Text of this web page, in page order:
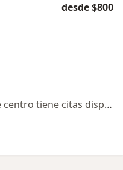
desde $800
Ningún profesional de este centro tiene citas disponibles